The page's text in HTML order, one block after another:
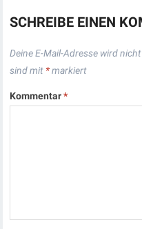
SCHREIBE EINEN
Deine E-Mail-Adresse wird
sind mit *markiert
Kommentar*